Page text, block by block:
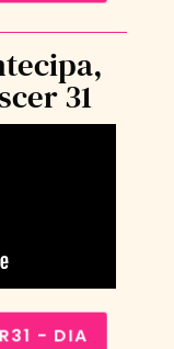
31
- DIA